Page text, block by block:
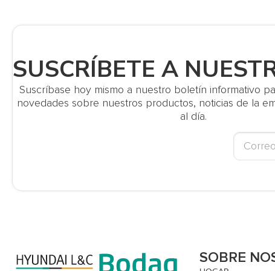
SUSCRÍBETE A
Suscríbase hoy mismo a nuestro boletín informativo
novedades sobre nuestros productos, noticias de la
al día.
SOBRE